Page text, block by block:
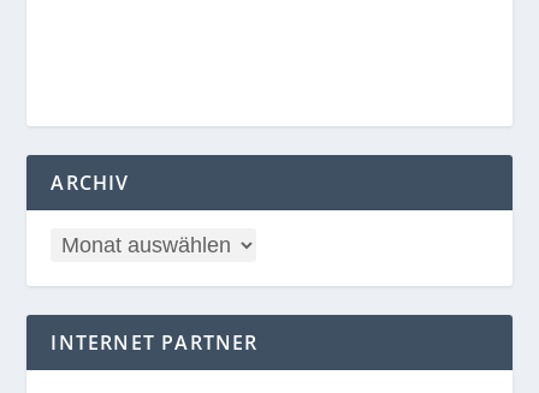
ARCHIV
INTERNET PARTNER